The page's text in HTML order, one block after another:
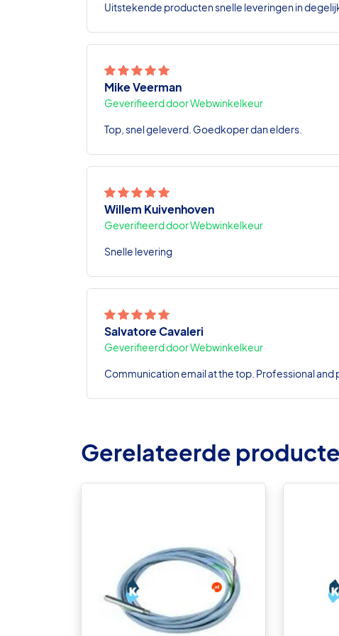
Uitstekende producten snelle leveringen in
Mike Veerman
Geverifieerd door Webwinkelkeur
Top, snel geleverd. Goedkoper dan elders.
Willem Kuivenhoven
Geverifieerd door Webwinkelkeur
Snelle levering
Salvatore Cavaleri
Geverifieerd door Webwinkelkeur
Communication email at the top. Professional and
Gerelateerde